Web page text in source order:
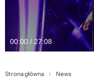
00:00 / 27:08
Strona główna News